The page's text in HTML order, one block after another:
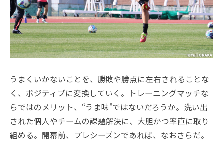
うまくいかないことを、勝敗や勝点に左右されることな
く、ポジティブに変換していく。トレーニングマッチな
らではのメリット、“うま味”ではないだろうか。洗い出
された個人やチームの課題解決に、大胆かつ率直に取り
組める。開幕前、プレシーズンであれば、なおさらだ。